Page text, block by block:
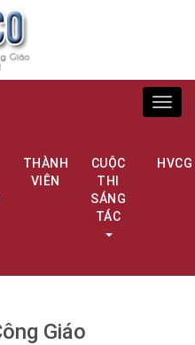
THÀNH
VIÊN
CUỘC
THI
SÁNG
TÁC
HVCG
Giáo